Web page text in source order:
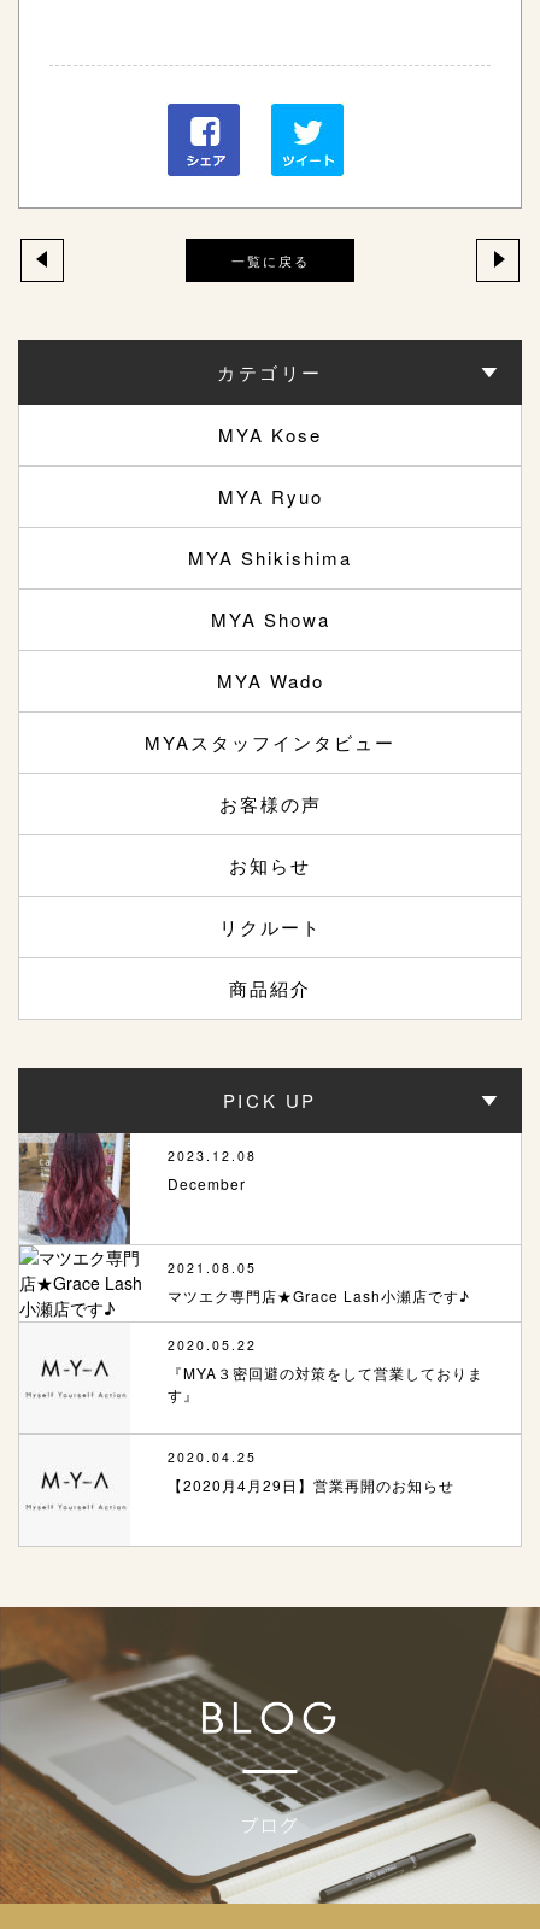
一覧に戻る
カテゴリー
MYA Kose
MYA Ryuo
MYA Shikishima
MYA Showa
MYA Wado
MYAスタッフインタビュー
お客様の声
お知らせ
リクルート
商品紹介
PICK UP
2023.12.08
December
2021.08.05
マツエク専門店★Grace Lash小瀬店です♪
2020.05.22
『MYA３密回避の対策をして営業しておりま
す』
2020.04.25
【2020月4月29日】営業再開のお知らせ